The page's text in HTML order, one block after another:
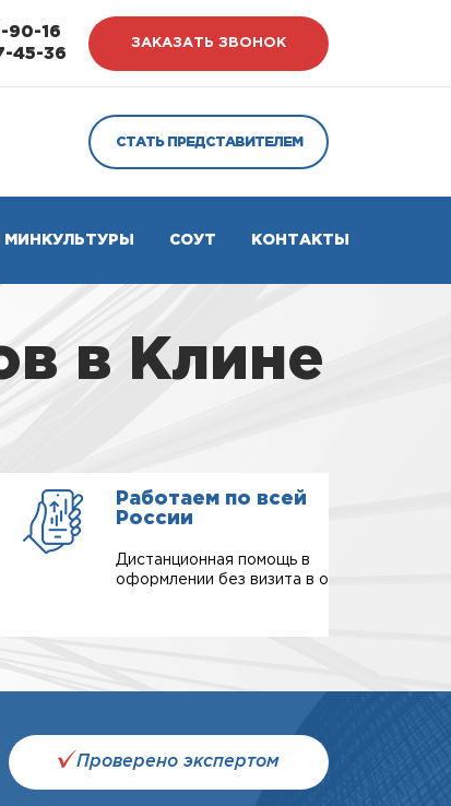
90-16
45-36
ЗАКАЗАТЬ ЗВОНОК
СТАТЬ ПРЕДСТАВИТЕЛЕМ
МИНКУЛЬТУРЫ СОУТ КОНТАКТЫ
в Клине
Работаем по всей
России
Дистанционная помощь в
оформлении без визита в офис.
Проверено экспертом